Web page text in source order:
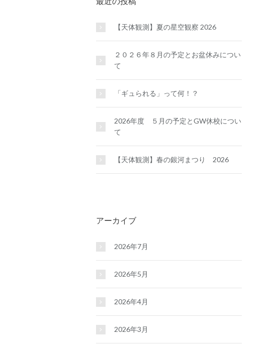
【天体観測】夏の星空観察 2026
２０２６年８月の予定とお盆休みについ
て
「ギュられる」って何！？
2026年度 ５月の予定とGW休校につい
て
【天体観測】春の銀河まつり 2026
アーカイブ
2026年7月
2026年5月
2026年4月
2026年3月